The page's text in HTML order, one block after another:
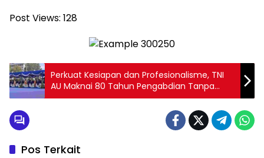
Post Views: 128
Perkuat Kesiapan dan Profesionalisme, TNI
AU Maknai 80 Tahun Pengabdian Tanpa
Batas
Pos Terkait